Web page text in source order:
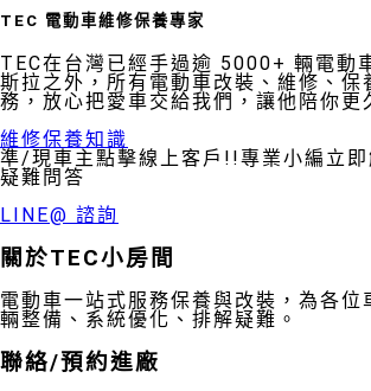
TEC 電動車維修保養專家
TEC在台灣已經手過逾 5000+ 輛電動
斯拉之外，所有電動車改裝、維修、保
務，放心把愛車交給我們，讓他陪你更
維修保養知識
準/現車主點擊線上客戶!!專業小編立
疑難問答
LINE@ 諮詢
關於TEC小房間
電動車一站式服務保養與改裝，為各位
輛整備、系統優化、排解疑難。
聯絡/預約進廠